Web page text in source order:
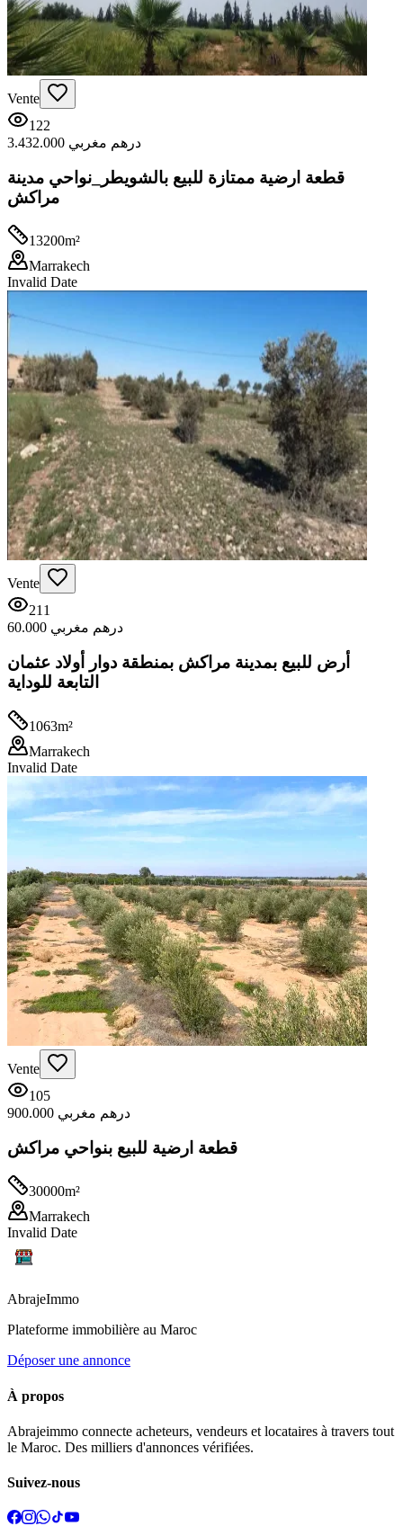
Vente
122
3.432.000 درهم مغربي
قطعة ارضية ممتازة للبيع بالشويطر_نواحي مدينة
مراكش
13200m²
Marrakech
Invalid Date
Vente
211
60.000 درهم مغربي
أرض للبيع بمدينة مراكش بمنطقة دوار أولاد عثمان
التابعة للوداية
1063m²
Marrakech
Invalid Date
Vente
105
900.000 درهم مغربي
قطعة ارضية للبيع بنواحي مراكش
30000m²
Marrakech
Invalid Date
AbrajeImmo
Plateforme immobilière au Maroc
Déposer une annonce
À propos
Abrajeimmo connecte acheteurs, vendeurs et locataires à travers tout
le Maroc. Des milliers d'annonces vérifiées.
Suivez-nous